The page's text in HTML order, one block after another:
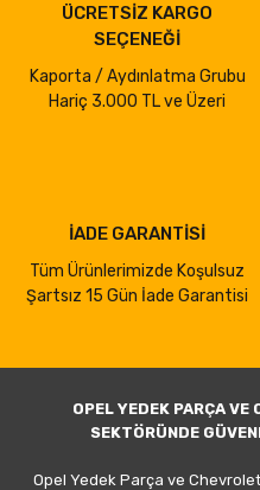
ÜCRETSİZ KARGO
SEÇENEĞİ
Kaporta / Aydınlatma Grubu
Hariç 3.000 TL ve Üzeri
İADE GARANTİSİ
Tüm Ürünlerimizde Koşulsuz
Şartsız 15 Gün İade Garantisi
OPEL YEDEK PARÇA VE
SEKTÖRÜNDE
Opel Yedek Parça ve